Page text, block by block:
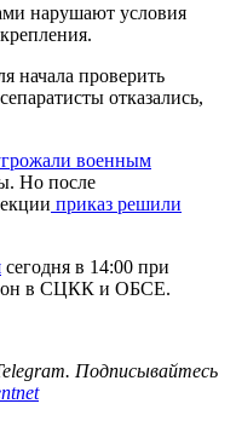
нарушают условия
начала проверить
отказались,
военным
Но после
приказ решили
сегодня в 14:00 при
в СЦКК и ОБСЕ.
Подписывайтесь